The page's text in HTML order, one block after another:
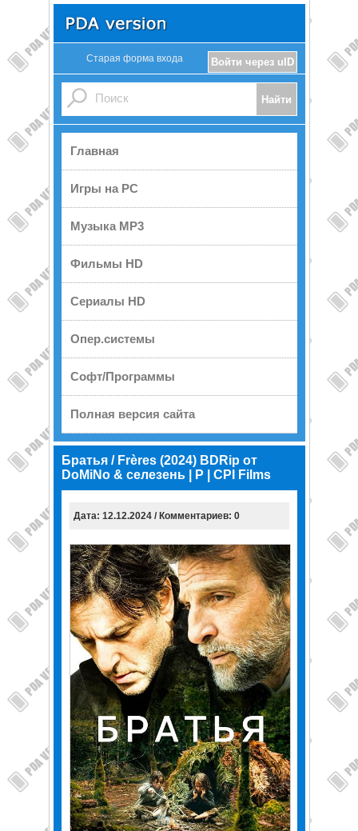
Войти через uID
Старая форма входа
Главная
Игры на PC
Музыка MP3
Фильмы HD
Сериалы HD
Опер.системы
Софт/Программы
Полная версия сайта
Братья / Frères (2024) BDRip от
DoMiNo & селезень | P | CPI Films
Дата: 12.12.2024 / Комментариев: 0